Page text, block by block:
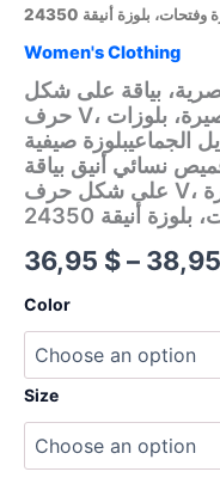
بلوزة أنيقة 24350
Women's Clothing
بياقة على شكل
حرف V، قميص كاجوال أنيق بأكمام قصيرة، بلوزات
الجماعيبلوزة صيفية
نسائي أنيق بياقة
على شكل حرف V، قميص كاجوال أنيق بأكمام قصيرة
أنيقة 24350
36,95 $– 38,95
Color
Size